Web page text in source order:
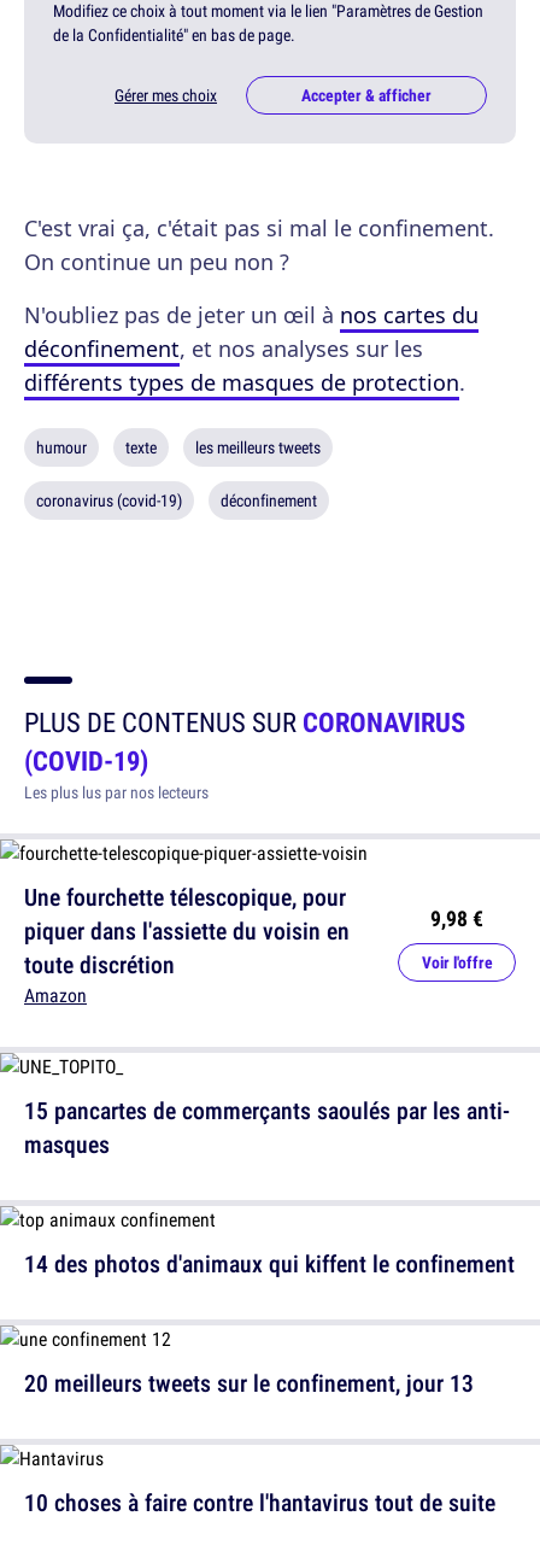
Modifiez ce choix à tout moment via le lien "Paramètres de Gestion
de la Confidentialité" en bas de page.
Gérer mes choix Accepter & afficher
C'est vrai ça, c'était pas si mal le confinement.
On continue un peu non ?
N'oubliez pas de jeter un œil à nos cartes du
déconfinement, et nos analyses sur les
différents types de masques de protection.
humour texte les meilleurs tweets
coronavirus (covid-19) déconfinement
PLUS DE CONTENUS SURCORONAVIRUS
(COVID-19)
Les plus lus par nos lecteurs
Une fourchette télescopique, pour
piquer dans l'assiette du voisin en
toute discrétion
Amazon
9,98 €
Voir l'offre
14 des photos d'animaux qui kiffent le confinement
10 choses à faire contre l'hantavirus tout de suite
15 pancartes de commerçants saoulés par les anti-
masques
20 meilleurs tweets sur le confinement, jour 13